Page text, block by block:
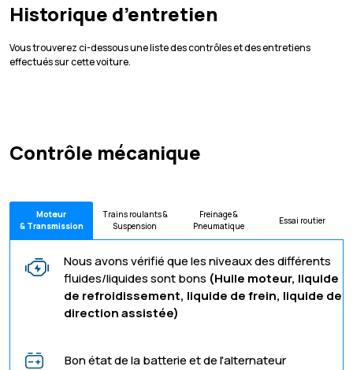
Historique d’entretien
Vous trouverez ci-dessous une liste des contrôles et des entretiens
effectués sur cette voiture.
Contrôle mécanique
Moteur
& Transmission
Trains roulants &
Suspension
Freinage &
Pneumatique
Essai routier
Nous avons vérifié que les niveaux des différents
fluides/liquides sont bons (Huile moteur, liquide
de refroidissement, liquide de frein, liquide de
direction assistée)
Bon état de la batterie et de l'alternateur